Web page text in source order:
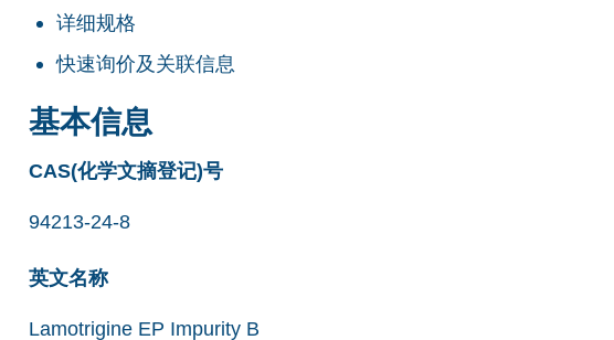
详细规格
快速询价及关联信息
基本信息
CAS(化学文摘登记)号
94213-24-8
英文名称
Lamotrigine EP Impurity B